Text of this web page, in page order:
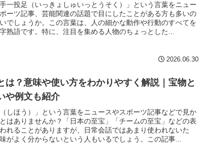
手一投足（いっきょしゅいっとうそく）」という言葉をニュー
ーツ記事、芸能関連の話題で目にしたことがある方も多いの
でしょうか。この言葉は、人の細かな動作や行動のすべてを
熟語です。特に、注目を集める人物のちょっとした...
2026.06.30
は？意味や使い方をわかりやすく解説｜宝物と
や例文も紹介
（しほう）」という言葉をニュースやスポーツ記事などで見か
はありませんか？「日本の至宝」「チームの至宝」などの表
れることがありますが、日常会話ではあまり使われないた
がよく分からないという人もいるでしょう。この記事...